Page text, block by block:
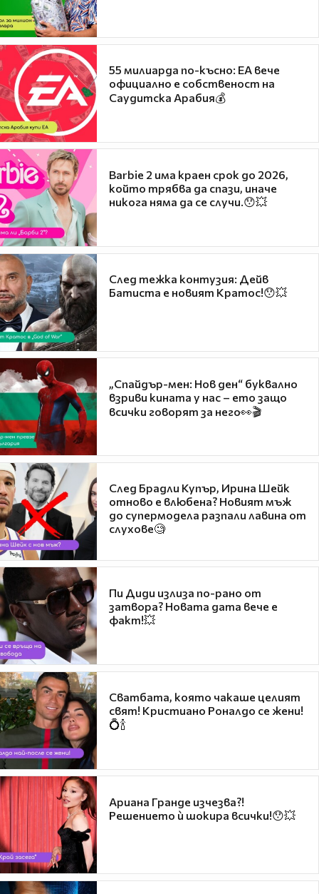
55 милиарда по-късно: EA вече
официално е собственост на
Саудитска Арабия💰
Barbie 2 има краен срок до 2026,
който трябва да спази, иначе
никога няма да се случи.😯💥
След тежка контузия: Дейв
Батиста е новият Кратос!😯💥
„Спайдър-мен: Нов ден“ буквално
взриви кината у нас – ето защо
всички говорят за него👀🎬
След Брадли Купър, Ирина Шейк
отново е влюбена? Новият мъж
до супермодела разпали лавина от
слухове🧐
Пи Диди излиза по-рано от
затвора? Новата дата вече е
факт!💥
Сватбата, която чакаше целият
свят! Кристиано Роналдо се жени!
💍🍾
Ариана Гранде изчезва?!
Решението ѝ шокира всички!😯💥